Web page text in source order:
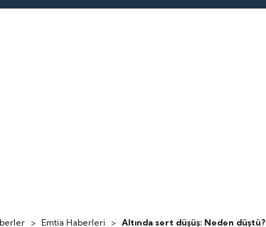
> Emtia Haberleri > Altında sert düşüş: Neden düştü?